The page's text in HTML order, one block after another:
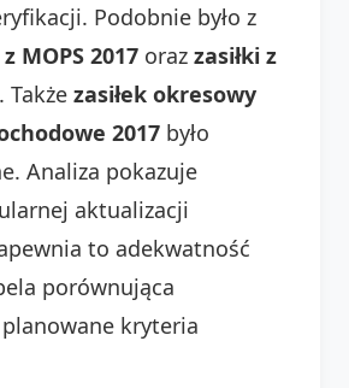
Podobnie było z
MOPS 2017 oraz zasiłki z
. Także zasiłek okresowy
2017 było
Analiza pokazuje
aktualizacji
to adekwatność
porównująca
kryteria